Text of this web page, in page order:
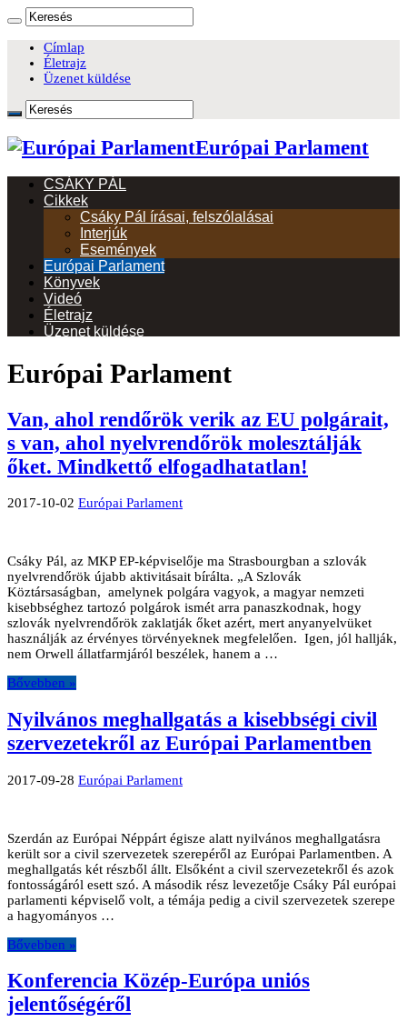
Címlap
Életrajz
Üzenet küldése
Európai Parlament
CSÁKY PÁL
Cikkek
Csáky Pál írásai, felszólalásai
Interjúk
Események
Európai Parlament
Könyvek
Videó
Életrajz
Üzenet küldése
Európai Parlament
Van, ahol rendőrök verik az EU polgárait,
s van, ahol nyelvrendőrök molesztálják
őket. Mindkettő elfogadhatatlan!
2017-10-02 Európai Parlament
Csáky Pál, az MKP EP-képviselője ma Strasbourgban a szlovák
nyelvrendőrök újabb aktivitásait bírálta. „A Szlovák
Köztársaságban, amelynek polgára vagyok, a magyar nemzeti
kisebbséghez tartozó polgárok ismét arra panaszkodnak, hogy
szlovák nyelvrendőrök zaklatják őket azért, mert anyanyelvüket
használják az érvényes törvényeknek megfelelően. Igen, jól hallják,
nem Orwell állatfarmjáról beszélek, hanem a …
Bővebben »
Nyilvános meghallgatás a kisebbségi civil
szervezetekről az Európai Parlamentben
2017-09-28 Európai Parlament
Szerdán az Európai Néppárt égisze alatt nyilvános meghallgatásra
került sor a civil szervezetek szerepéről az Európai Parlamentben. A
meghallgatás két részből állt. Elsőként a civil szervezetekről és azok
fontosságáról esett szó. A második rész levezetője Csáky Pál európai
parlamenti képviselő volt, a témája pedig a civil szervezetek szerepe
a hagyományos …
Bővebben »
Konferencia Közép-Európa uniós
jelentőségéről